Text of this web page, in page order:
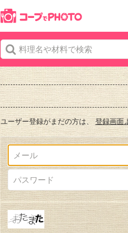
ユーザー登録がまだの方は、登録画面